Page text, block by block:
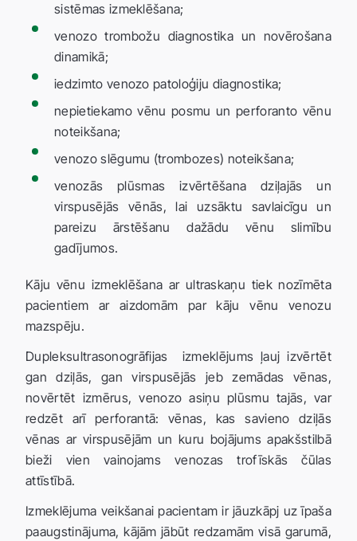
sistēmas izmeklēšana;
venozo trombožu diagnostika un novērošana
dinamikā;
iedzimto venozo patoloģiju diagnostika;
nepietiekamo vēnu posmu un perforanto vēnu
noteikšana;
venozo slēgumu (trombozes) noteikšana;
venozās plūsmas izvērtēšana dziļajās un
virspusējās vēnās, lai uzsāktu savlaicīgu un
pareizu ārstēšanu dažādu vēnu slimību
gadījumos.
Kāju vēnu izmeklēšana ar ultraskaņu tiek nozīmēta
pacientiem ar aizdomām par kāju vēnu venozu
mazspēju.
Dupleksultrasonogrāfijas izmeklējums ļauj izvērtēt
gan dziļās, gan virspusējās jeb zemādas vēnas,
novērtēt izmērus, venozo asiņu plūsmu tajās, var
redzēt arī perforantā: vēnas, kas savieno dziļās
vēnas ar virspusējām un kuru bojājums apakšstilbā
bieži vien vainojams venozas trofīskās čūlas
attīstībā.
Izmeklējuma veikšanai pacientam ir jāuzkāpj uz īpaša
paaugstinājuma, kājām jābūt redzamām visā garumā,